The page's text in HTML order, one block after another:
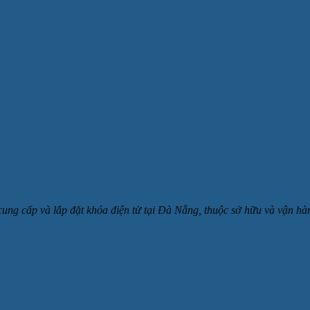
cấp và lắp đặt khóa điện tử tại Đà Nẵng, thuộc sở hữu và vận